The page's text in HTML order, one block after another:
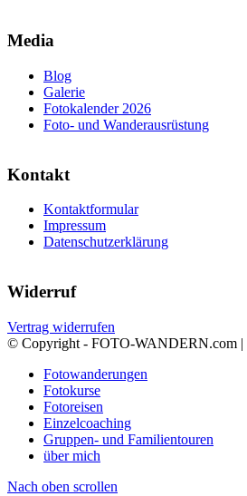
Media
Blog
Galerie
Fotokalender 2026
Foto- und Wanderausrüstung
Kontakt
Kontaktformular
Impressum
Datenschutzerklärung
Widerruf
Vertrag widerrufen
© Copyright - FOTO-WANDERN.com |
Fotowanderungen
Fotokurse
Fotoreisen
Einzelcoaching
Gruppen- und Familientouren
über mich
Nach oben scrollen